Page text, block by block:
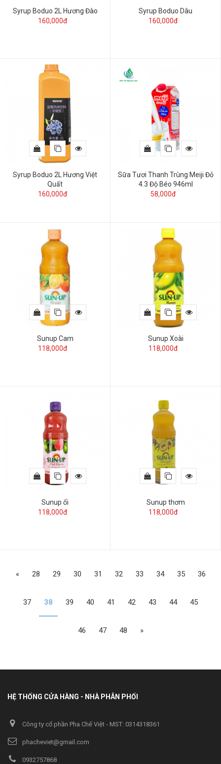
Syrup Boduo 2L Hương Đào
160,000đ
Syrup Boduo Dâu
160,000đ
Syrup Boduo 2L Hương Việt
Quất
160,000đ
Sữa Tươi Thanh Trùng Meiji Đỏ
4.3 Độ Béo 946ml
58,000đ
Sunup Cam
118,000đ
Sunup Xoài
118,000đ
Sunup ổi
118,000đ
Sunup thơm
118,000đ
« 28 29 30 31 32 33 34 35 36
37 38 39 40 41 42 43 44 45
46 47 48 »
HỆ THỐNG CỬA HÀNG - NHÀ PHÂN PHỐI
Công ty cổ phần Pha Chế Việt - MST: 0314318361
phacheviet@gmail.com
0932757868